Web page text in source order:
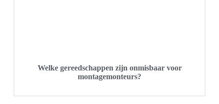
Welke gereedschappen zijn onmisbaar voor
montagemonteurs?